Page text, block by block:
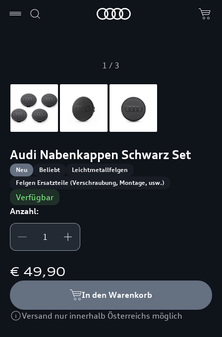
1 / 3
Audi Nabenkappen Schwarz Set
Neu Beliebt
Leichtmetallfelgen
Felgen Ersatzteile (Verschraubung, Montage, usw.)
Verfügbar
Anzahl:
€ 49,90
In den Warenkorb
Versand nur innerhalb Österreichs möglich